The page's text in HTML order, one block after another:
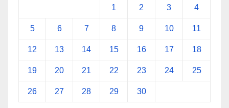
1 2 3 4
5 6 7 8 9 10 11
12 13 14 15 16 17 18
19 20 21 22 23 24 25
26 27 28 29 30